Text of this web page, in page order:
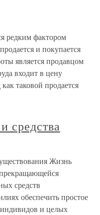
редким фактором
и покупается
является продавцом
входит в цену
таковой продается
средства
Жизнь
средств
обеспечить простое
и целых